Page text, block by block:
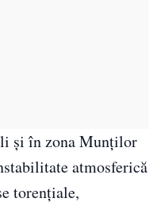
și în zona Munților
atmosferică
torențiale,